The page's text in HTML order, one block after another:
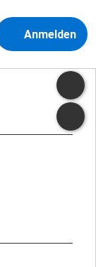
Anmelden